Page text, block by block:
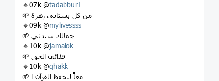
🔹07k @tadabbur1
🌱 من كل بستاني زهرة
🔹09k @mylivessss
🌱 جمالك سيدتي
🔹10k @jamalok
🌱 قذائف الحق
🔹10k @qhakk
🌱 معاً لنحفظ القرآن ا